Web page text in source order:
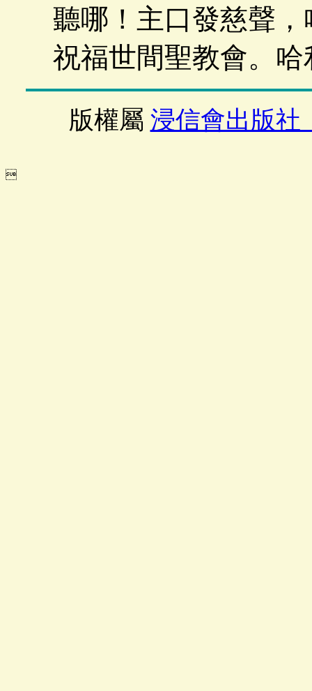
聽哪！主口發慈聲
祝福世間聖教會。哈
版權屬 浸信會出版社
